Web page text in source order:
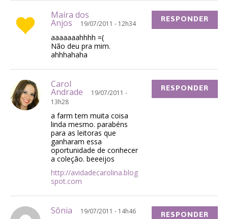
Maíra dos
Anjos 19/07/2011 - 12h34
aaaaaaahhhh =(
Não deu pra mim.
ahhhahaha
RESPONDER
Carol
Andrade
19/07/2011 -
13h28
a farm tem muita coisa
linda mesmo. parabéns
para as leitoras que
ganharam essa
oportunidade de conhecer
a coleção. beeeijos
http://avidadecarolina.blog
spot.com
RESPONDER
Sônia 19/07/2011 - 14h46 RESPONDER